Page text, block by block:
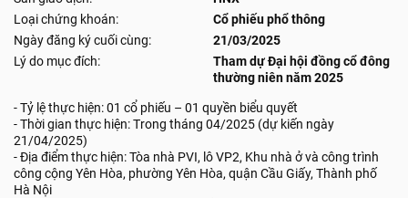
Loại chứng khoán:
Cổ phiếu phổ thông
Ngày đăng ký cuối cùng:
21/03/2025
Lý do mục đích:
Tham dự Đại hội đồng cổ đông
thường niên năm 2025
- Tỷ lệ thực hiện: 01 cổ phiếu – 01 quyền biểu quyết
- Thời gian thực hiện: Trong tháng 04/2025 (dự kiến ngày
21/04/2025)
- Địa điểm thực hiện: Tòa nhà PVI, lô VP2, Khu nhà ở và công trình
công cộng Yên Hòa, phường Yên Hòa, quận Cầu Giấy, Thành phố
Hà Nội